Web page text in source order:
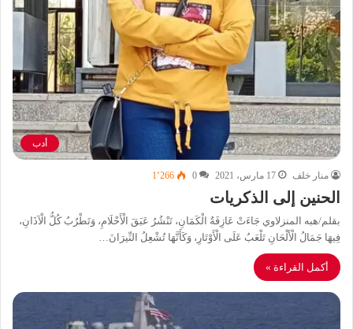
أدب
منار خلف 17 مارس، 2021 0 1٬266
الحنين إلى الذكريات
بقلم/هبه المنزلاوي جَاءَتْ عَازِفَةُ الْكَمَانِ، تَنْشُرُ عَبَقَ الْأَحْلَامِ، وَتَطْرُبُ كُلُّ الْآذَانِ،
فِيهَا جَمَالُ الْأَلْحَانِ تَلْعَبُ عَلَى الْأَوْتَارِ، وَكَأَنَّهَا تُشْعِلُ النِّيرَانَ…
أكمل القراءة »